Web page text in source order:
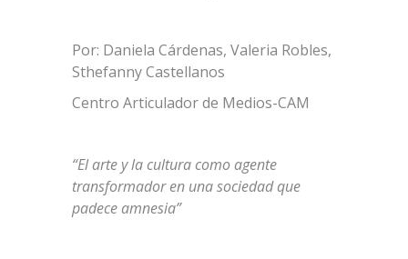
Por: Daniela Cárdenas, Valeria Robles,
Sthefanny Castellanos
Centro Articulador de Medios-CAM
“El arte y la cultura como agente
transformador en una sociedad que
padece amnesia”